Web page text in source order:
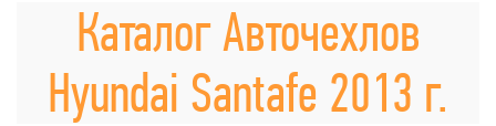
Каталог Авточехлов
Hyundai Santafe 2013 г.